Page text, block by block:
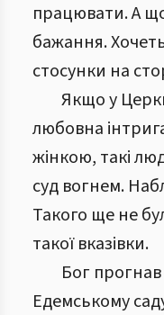
працювати. А
бажання.
стосунки на
Якщо у
любовна
жінкою, такі
суд вогнем.
Такого ще не
такої вказівки.
Бог прогнав
Едемському